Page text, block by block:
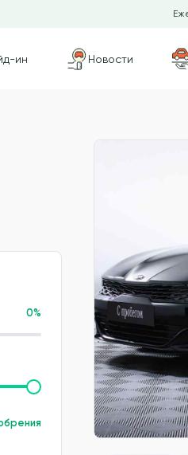
ин Новости
0%